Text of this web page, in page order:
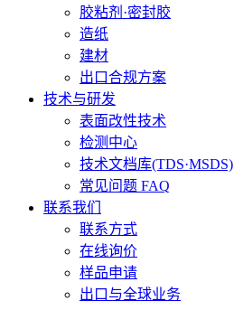
胶粘剂·密封胶
造纸
建材
出口合规方案
技术与研发
表面改性技术
检测中心
技术文档库(TDS·MSDS)
常见问题 FAQ
联系我们
联系方式
在线询价
样品申请
出口与全球业务